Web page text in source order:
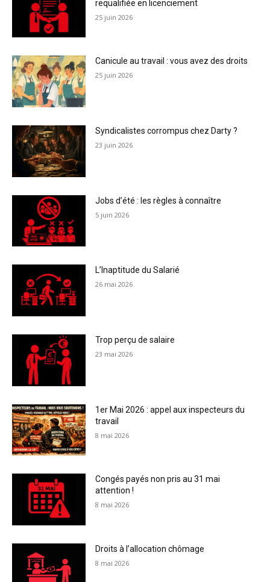
requalifiée en licenciement
25 juin 2026
Canicule au travail : vous avez des droits
25 juin 2026
Syndicalistes corrompus chez Darty ?
23 juin 2026
Jobs d’été : les règles à connaître
5 juin 2026
L’Inaptitude du Salarié
26 mai 2026
Trop perçu de salaire
23 mai 2026
1er Mai 2026 : appel aux inspecteurs du
travail
8 mai 2026
Congés payés non pris au 31 mai
attention !
8 mai 2026
Droits à l’allocation chômage
8 mai 2026